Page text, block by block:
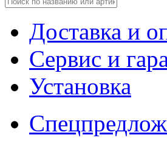
Доставка и
Сервис и
Установка